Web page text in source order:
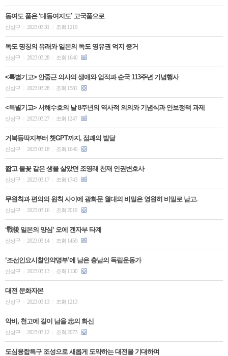
동여도 품은 ‘대동여지도’ 고국품으로
신상구 2023.03.31 조회 1219
독도 명칭의 유래와 일본의 독도 영유권 억지 증거
신상구 2023.03.28 조회 1640
<특별기고> 안중근 의사의 생애와 업적과 순국 113주년 기념행사
신상구 2023.03.28 조회 1581
<특별기고> 서해수호의 날 8주년의 역사적 의의와 기념식과 안보정책 과제
신상구 2023.03.27 조회 1247
​거북등딱지부터 챗GPT까지, 점괘의 발달
신상구 2023.03.18 조회 1640
짧고 불꽃 같은 생을 살았던 조영래 천재 인권변호사
신상구 2023.03.17 조회 1743
무원칙과 편의의 원칙 사이에 광화문 월대의 비밀은 영원히 비밀로 남고.
신상구 2023.03.16 조회 2019
‘戰後 일본의 양심’ 오에 겐자부 타계
신상구 2023.03.14 조회 1459
‘조선인요시찰인약명부’에 남은 충남의 독립운동가
신상구 2023.03.13 조회 1130
대전 문화자본
신상구 2023.03.13 조회 1213
악비, 천고에 길이 남을 忠의 화신
신상구 2023.03.12 조회 2073
도심융합특구 조성으로 새롭게 도약하는 대전을 기대하며